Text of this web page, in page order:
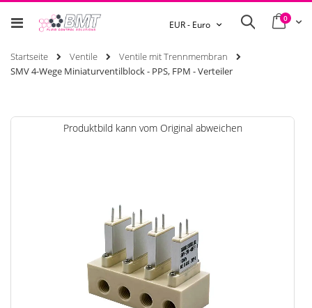
0
Search
Währung
EUR - Euro
Startseite Ventile
Ventile mit Trennmembran
SMV 4-Wege Miniaturventilblock - PPS, FPM - Verteiler
Zum
Produktbild kann vom Original abweichen